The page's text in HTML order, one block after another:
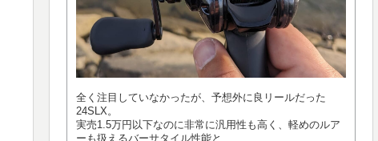
全く注目していなかったが、予想外に良リールだった
24SLX。
実売1.5万円以下なのに非常に汎用性も高く、軽めのルア
ーも扱えるバーサタイル性能と